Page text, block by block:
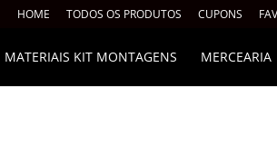
HOME TODOS OS PRODUTOS CUPONS
MATERIAIS KIT MONTAGENS MERCEARIA